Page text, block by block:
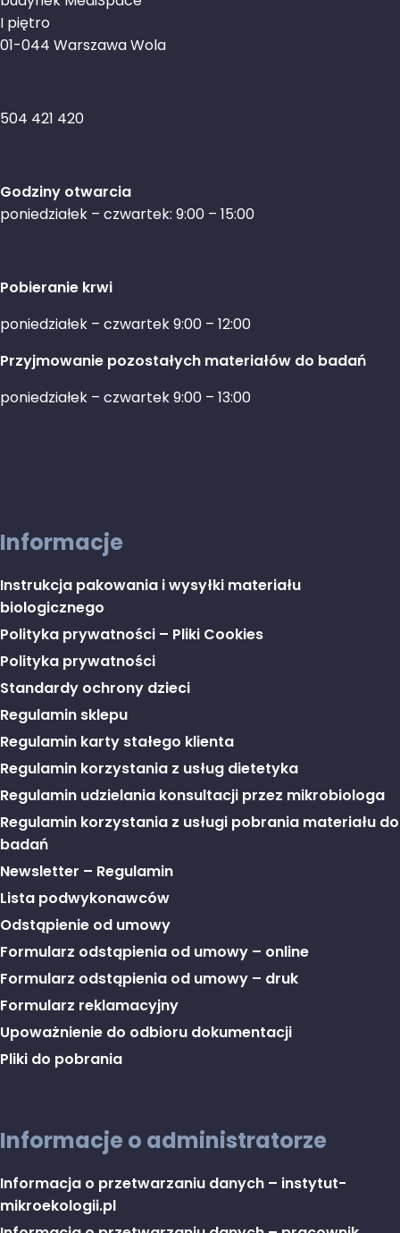
I piętro
01-044 Warszawa Wola
504 421 420
Godziny otwarcia
poniedziałek – czwartek: 9:00 – 15:00
Pobieranie krwi
poniedziałek – czwartek 9:00 – 12:00
Przyjmowanie pozostałych materiałów do badań
poniedziałek – czwartek 9:00 – 13:00
Informacje
Instrukcja pakowania i wysyłki materiału
biologicznego
Polityka prywatności – Pliki Cookies
Polityka prywatności
Standardy ochrony dzieci
Regulamin sklepu
Regulamin karty stałego klienta
Regulamin korzystania z usług dietetyka
Regulamin udzielania konsultacji przez mikrobiologa
Regulamin korzystania z usługi pobrania materiału do
badań
Newsletter – Regulamin
Lista podwykonawców
Odstąpienie od umowy
Formularz odstąpienia od umowy – online
Formularz odstąpienia od umowy – druk
Formularz reklamacyjny
Upoważnienie do odbioru dokumentacji
Pliki do pobrania
Informacje o administratorze
Informacja o przetwarzaniu danych – instytut-
mikroekologii.pl